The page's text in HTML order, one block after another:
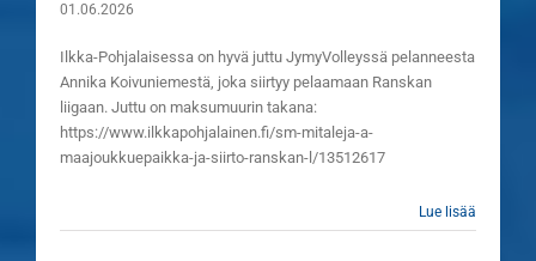
01.06.2026
Ilkka-Pohjalaisessa on hyvä juttu JymyVolleyssä pelanneesta
Annika Koivuniemestä, joka siirtyy pelaamaan Ranskan
liigaan. Juttu on maksumuurin takana:
https://www.ilkkapohjalainen.fi/sm-mitaleja-a-
maajoukkuepaikka-ja-siirto-ranskan-l/13512617
Lue lisää